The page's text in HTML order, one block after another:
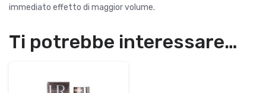
immediato effetto di maggior volume.
Ti potrebbe interessare…